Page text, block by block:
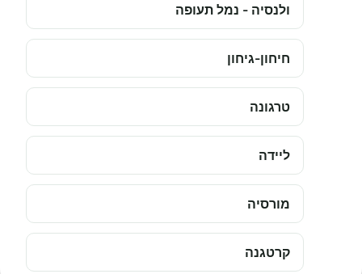
ולנסיה - נמל תעופה
חיחון-גיחון
טרגונה
ליידה
מורסיה
קרטגנה